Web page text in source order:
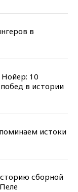
в
10
в истории
истоки
сборной